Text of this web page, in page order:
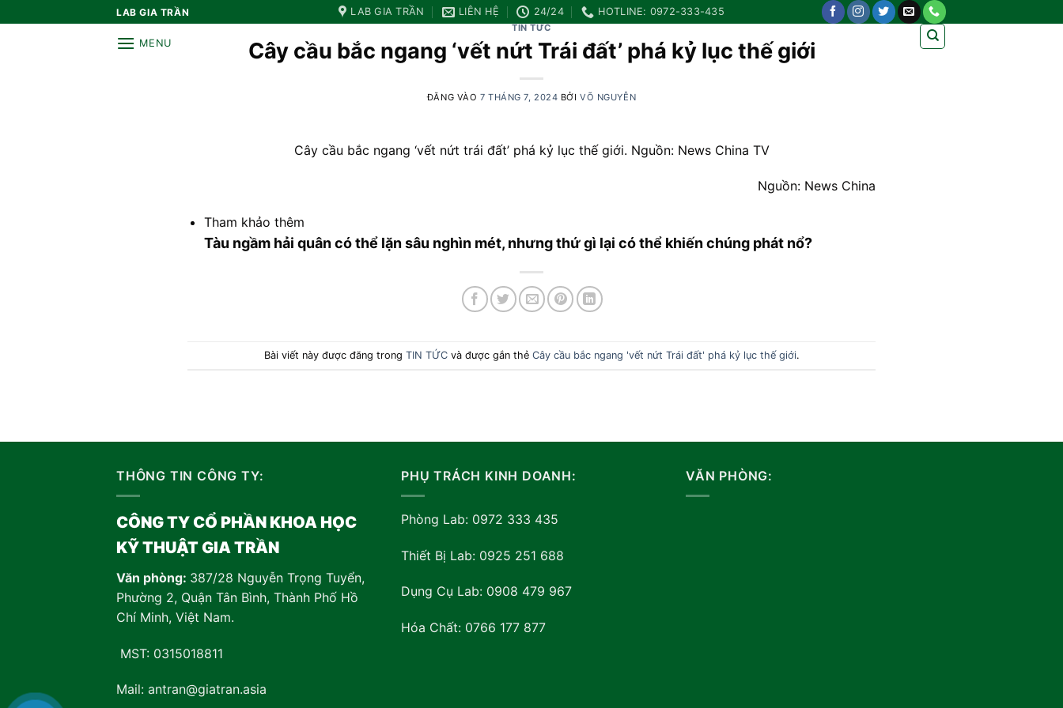
qua
LAB GIA TRẦN LAB GIA TRẦN LIÊN HỆ 24/24 HOTLINE: 0972-333-435
MENU
TIN TỨC
Cây cầu bắc ngang ‘vết nứt Trái đất’ phá kỷ lục thế giới
ĐĂNG VÀO 7 THÁNG 7, 2024 BỞIVÕ NGUYỄN
Cây cầu bắc ngang ‘vết nứt trái đất’ phá kỷ lục thế giới. Nguồn: News China TV
Nguồn: News China
Tham khảo thêm
Tàu ngầm hải quân có thể lặn sâu nghìn mét, nhưng thứ gì lại có thể khiến chúng phát nổ?
Bài viết này được đăng trong TIN TỨCvà được gắn thẻ Cây cầu bắc ngang 'vết nứt Trái đất' phá kỷ lục thế giới.
THÔNG TIN CÔNG TY:
CÔNG TY CỔ PHẦN KHOA HỌC
KỸ THUẬT GIA TRẦN
Văn phòng: 387/28 Nguyễn Trọng Tuyển,
Phường 2, Quận Tân Bình, Thành Phố Hồ
Chí Minh, Việt Nam.
MST: 0315018811
Mail: antran@giatran.asia
PHỤ TRÁCH KINH DOANH:
Phòng Lab: 0972 333 435
Thiết Bị Lab: 0925 251 688
Dụng Cụ Lab: 0908 479 967
Hóa Chất: 0766 177 877
VĂN PHÒNG: